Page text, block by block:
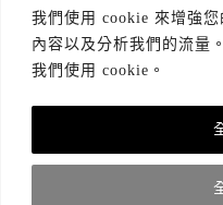
我們使用 cookie 來增強
內容以及分析我們的流量
我們使用 cookie。
訂閱傳思電子報*